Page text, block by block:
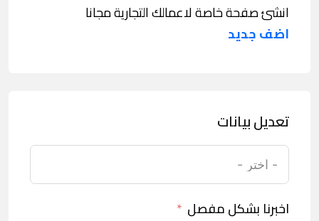
انشئ صفحة خاصة لاعمالك التجارية مجانا
اضف جديد
تعديل بيانات
اخبرنا بشكل مفصل